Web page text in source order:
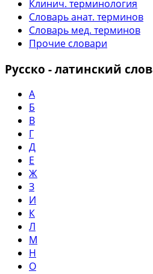
Клинич. терминология
Словарь анат. терминов
Словарь мед. терминов
Прочие словари
Русско - латинский
А
Б
В
Г
Д
Е
Ж
З
И
К
Л
М
Н
О